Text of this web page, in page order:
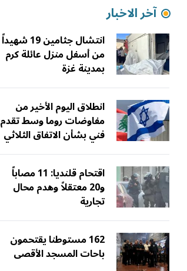
آخر الاخبار
انتشال جثامين 19 شهيداً
من أسفل منزل عائلة كرم
بمدينة غزة
انطلاق اليوم الأخير من
مفاوضات روما وسط تقدم
فني بشأن الاتفاق الثلاثي
اقتحام قلنديا: 11 مصاباً
و20 معتقلاً وهدم محال
تجارية
162 مستوطنا يقتحمون
باحات المسجد الأقصى